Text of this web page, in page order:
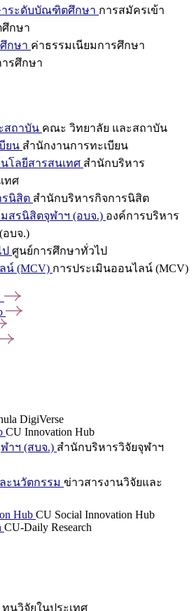
าระดับบัณฑิตศึกษา การสมัครเข้า
กษา
กษา ค่าธรรมเนียมการศึกษา
รศึกษา
สถาบัน คณะ วิทยาลัย และสถาบัน
ยน สำนักงานการทะเบียน
โลยีสารสนเทศ สำนักบริหาร
ทศ
รนิสิต สำนักบริหารกิจการนิสิต
สรนิสิตจุฬาฯ (อบจ.) องค์การบริหาร
บจ.)
ศูนย์การศึกษาทั่วไป
น์ (MCV) การประเมินออนไลน์ (MCV)
DigiVerse
CU Innovation Hub
าฯ (สบจ.) สำนักบริหารวิจัยจุฬาฯ
ะนวัตกรรม ข่าวสารงานวิจัยและ
Hub CU Social Innovation Hub
CU-Daily Research
ทุนวิจัยในประเทศ